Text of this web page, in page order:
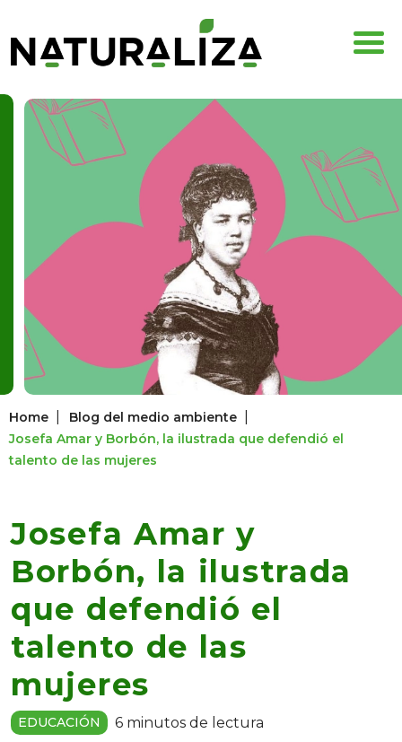
Home Blog del medio ambiente
Josefa Amar y Borbón, la ilustrada que defendió el
talento de las mujeres
Josefa Amar y
Borbón, la ilustrada
que defendió el
talento de las
mujeres
EDUCACIÓN 6 minutos de lectura